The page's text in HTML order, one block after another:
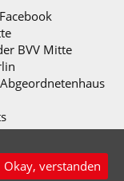
BVV Mitte
Wahlen
Okay, verstanden